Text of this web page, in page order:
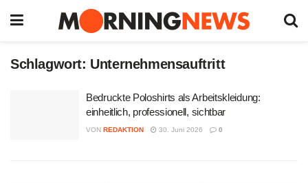
Schlagwort: Unternehmensauftritt
Bedruckte Poloshirts als Arbeitskleidung:
einheitlich, professionell, sichtbar
VON REDAKTION 30. Juni 2026 0